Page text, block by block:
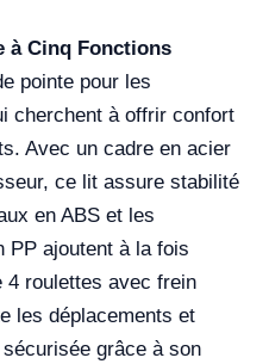
à Cinq Fonctions
pointe pour les
cherchent à offrir confort
Avec un cadre en acier
ce lit assure stabilité
en ABS et les
PP ajoutent à la fois
4 roulettes avec frein
les déplacements et
grâce à son